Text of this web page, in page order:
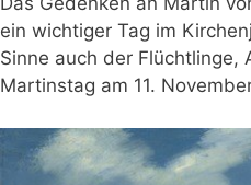
ein wichtiger Tag im
Sinne auch der Flüchtlinge,
Martinstag am 11.